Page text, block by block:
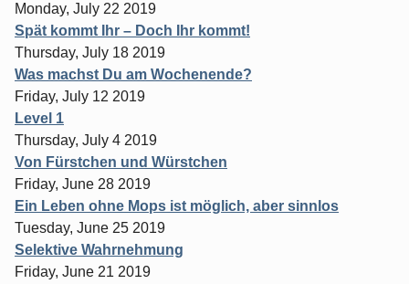
Monday, July 22 2019
Spät kommt Ihr – Doch Ihr kommt!
Thursday, July 18 2019
Was machst Du am Wochenende?
Friday, July 12 2019
Level 1
Thursday, July 4 2019
Von Fürstchen und Würstchen
Friday, June 28 2019
Ein Leben ohne Mops ist möglich, aber sinnlos
Tuesday, June 25 2019
Selektive Wahrnehmung
Friday, June 21 2019